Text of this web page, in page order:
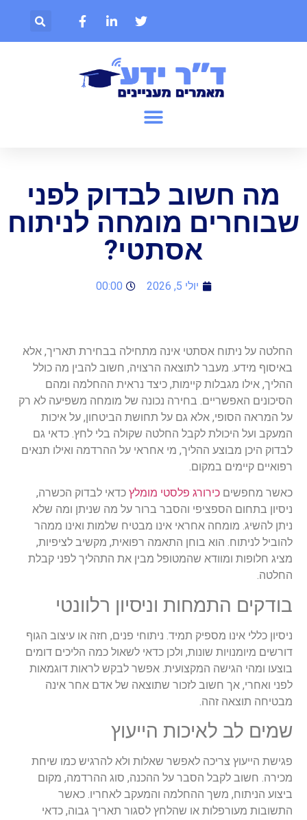
מה חשוב לבדוק לפני
שבוחרים מומחה לניתוח
אסתטי?
יולי 5, 2026 00:00
החלטה על ניתוח אסתטי אינה מתחילה בבחירת תאריך, אלא
באיסוף מידע. מעבר לתוצאה הרצויה, חשוב להבין מה כולל
ההליך, אילו מגבלות קיימות, כיצד נראית ההחלמה ומהם
הסיכונים האפשריים. בחירה נכונה של מומחה משפיעה לא רק
על המראה הסופי, אלא גם על תחושת הביטחון, על איכות
המעקב ועל היכולת לקבל החלטה שקולה בלי לחץ. כדאי גם
לבדוק היכן מבוצע ההליך, מי אחראי על ההרדמה ואילו תנאים
רפואיים קיימים במקום.
כאשר מחפשים כירורג פלסטי מומלץ כדאי לבדוק הכשרה,
ניסיון בתחום הספציפי והסבר ברור על מה שניתן ומה שלא
ניתן להשיג. מומחה אחראי אינו מבטיח שלמות ואינו ממהר
להוביל לניתוח. הוא בוחן התאמה רפואית, מקשיב לציפיות,
מציג חלופות ומוודא שהמטופל מבין את התהליך לפני קבלת
החלטה.
בודקים התמחות וניסיון רלוונטי
ניסיון כללי אינו מספיק תמיד. ניתוחי פנים, חזה או עיצוב הגוף
דורשים מיומנויות שונות, ולכן כדאי לשאול כמה הליכים דומים
בוצעו ומהי הגישה המקצועית. אפשר לבקש לראות דוגמאות
לפני ואחרי, אך חשוב לזכור שתוצאה של אדם אחר אינה
מבטיחה תוצאה זהה.
שמים לב לאיכות הייעוץ
פגישת הייעוץ צריכה לאפשר שאלות ולא להרגיש כמו שיחת
מכירה. חשוב לקבל הסבר על ההכנה, סוג ההרדמה, מקום
ביצוע הניתוח, משך ההחלמה והמעקב לאחריו. כאשר
התשובות מעורפלות או שהלחץ לסגור תאריך גבוה, כדאי